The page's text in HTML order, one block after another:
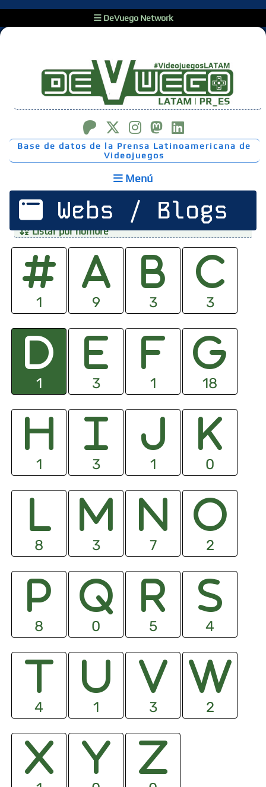
DeVuego Network
Base de datos de la Prensa Latinoamericana de
Videojuegos
Menú
Webs / Blogs
Listar por nombre
1 9 3 3
1 3 1 18
1 3 1 0
8 3 7 2
8 0 5 4
4 1 3 2